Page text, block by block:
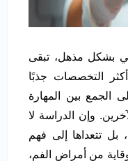
بشكل مذهل، تبقى
التخصصات جذبًا
الجمع بين المهارة
وإن الدراسة لا
تتعداها إلى فهم
من أمراض الفم،